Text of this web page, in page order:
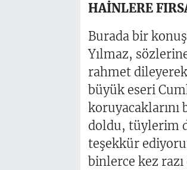
HAİNLERE
Burada bir
Yılmaz,
rahmet
büyük eseri
doldu, tüylerim
teşekkür
binlerce kez